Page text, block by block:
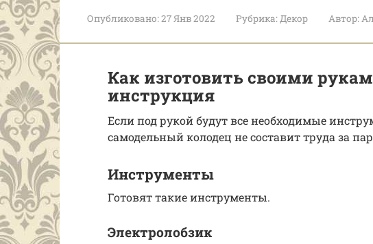
Опубликовано:27 Янв 2022 Рубрика:Декор Автор:
Как изготовить своими
инструкция
Если под рукой будут все необходимые
самодельный колодец не составит труда за
Инструменты
Готовят такие инструменты.
Электролобзик